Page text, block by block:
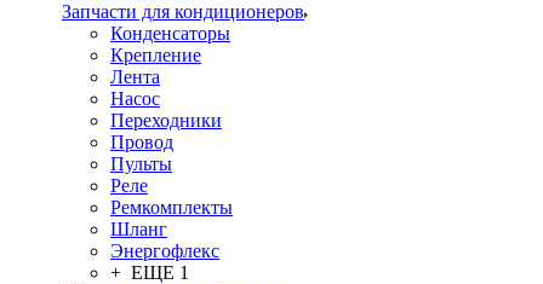
Запчасти для кондиционеров
Конденсаторы
Крепление
Лента
Насос
Переходники
Провод
Пульты
Реле
Ремкомплекты
Шланг
Энергофлекс
+ ЕЩЕ 1